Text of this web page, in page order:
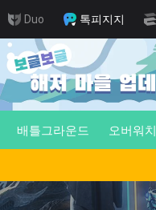
Duo 톡피지지
배틀그라운드 오버워치